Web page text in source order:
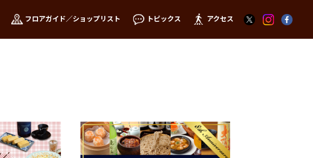
フロアガイド／ショップリスト トピックス アクセス